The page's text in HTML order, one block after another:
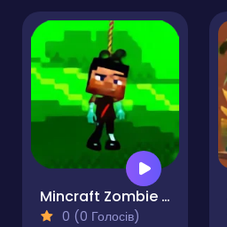
Mincraft Zombie Survival
0 (0 Голосів)